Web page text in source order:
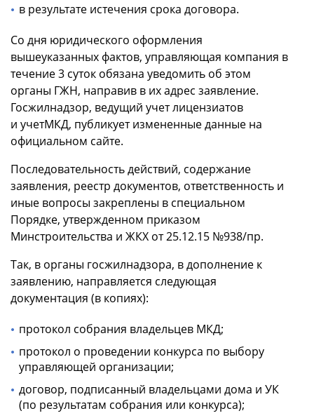
в результате истечения срока договора.
Со дня юридического оформления
вышеуказанных фактов, управляющая компания в
течение 3 суток обязана уведомить об этом
органы ГЖН, направив в их адрес заявление.
Госжилнадзор, ведущий учет лицензиатов
и учетМКД, публикует измененные данные на
официальном сайте.
Последовательность действий, содержание
заявления, реестр документов, ответственность и
иные вопросы закреплены в специальном
Порядке, утвержденном приказом
Минстроительства и ЖКХ от 25.12.15 №938/пр.
Так, в органы госжилнадзора, в дополнение к
заявлению, направляется следующая
документация (в копиях):
протокол собрания владельцев МКД;
протокол о проведении конкурса по выбору
управляющей организации;
договор, подписанный владельцами дома и УК
(по результатам собрания или конкурса);